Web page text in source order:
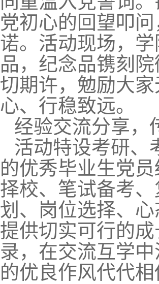
党初心的回望叩
诺。活动现场，
品，纪念品镌刻
切期许，勉励大
心、行稳致远。
经验交流分享，
活动特设考研、
的优秀毕业生党
择校、笔试备考
划、岗位选择、
提供切实可行的
录，在交流互学
的优良作风代代